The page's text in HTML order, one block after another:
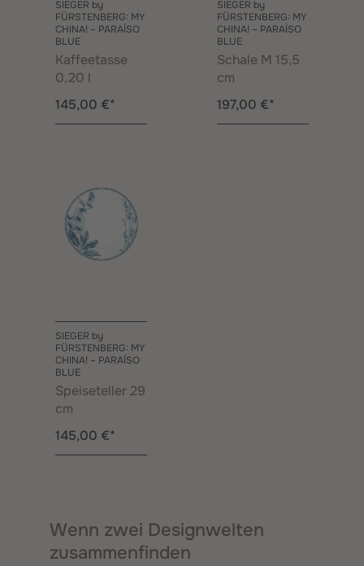
SIEGER by
FÜRSTENBERG: MY
CHINA! – PARAÍSO
BLUE
Kaffeetasse
0,20 l
145,00 €*
SIEGER by
FÜRSTENBERG: MY
CHINA! – PARAÍSO
BLUE
Schale M 15,5
cm
197,00 €*
SIEGER by
FÜRSTENBERG: MY
CHINA! – PARAÍSO
BLUE
Speiseteller 29
cm
145,00 €*
Wenn zwei Designwelten
zusammenfinden